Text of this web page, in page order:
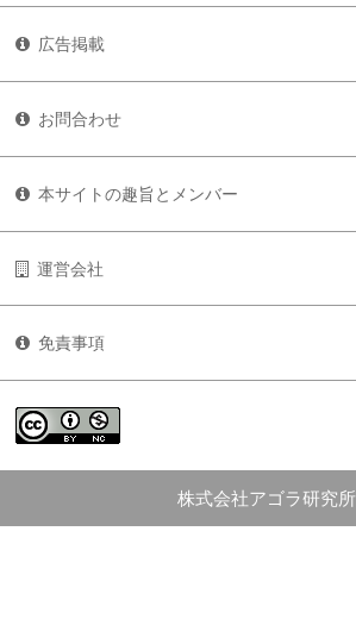
広告掲載
お問合わせ
本サイトの趣旨とメンバー
運営会社
免責事項
株式会社アゴラ研究所